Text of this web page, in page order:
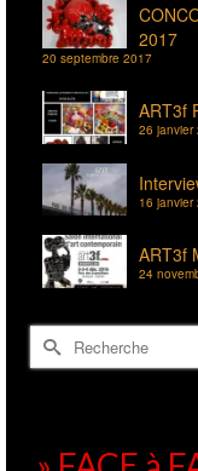
2017
20 septembre 2017
ART3f
26 janvier
16 janvier
ART3f
24
Rechercher :